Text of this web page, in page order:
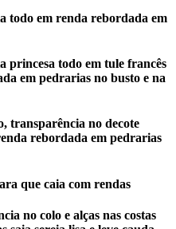
todo em renda rebordada em
princesa todo em tule francês
em pedrarias no busto e na
transparência no decote
rebordada em pedrarias
que caia com rendas
no colo e alças nas costas